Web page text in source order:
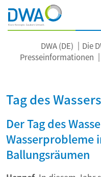
DWA (DE) Die
Presseinformationen
Tag des
Der Tag des
Wasserprobleme
Ballungsräumen